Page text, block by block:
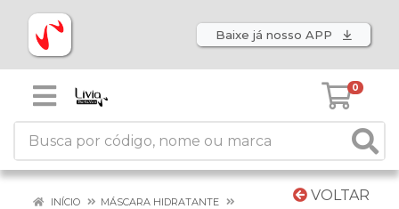
Baixe já nosso APP
0
VOLTAR
INÍCIO
MÁSCARA HIDRATANTE